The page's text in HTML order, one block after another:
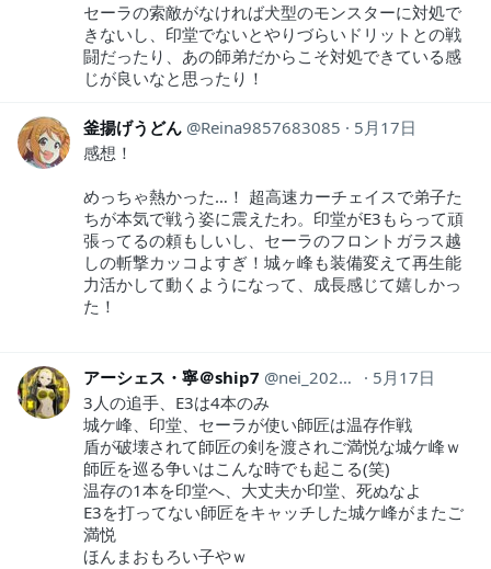
セーラの索敵がなければ犬型のモンスターに対処で
きないし、印堂でないとやりづらいドリットとの戦
闘だったり、あの師弟だからこそ対処できている感
じが良いなと思ったり！
釜揚げうどん Reina9857683085
5月17日
感想！
めっちゃ熱かった…！ 超高速カーチェイスで弟子た
ちが本気で戦う姿に震えたわ。印堂がE3もらって頑
張ってるの頼もしいし、セーラのフロントガラス越
しの斬撃カッコよすぎ！城ヶ峰も装備変えて再生能
力活かして動くようになって、成長感じて嬉しかっ
た！
アーシェス・寧＠ship7 nei_2020Ramuh
5月17日
3人の追手、E3は4本のみ
城ケ峰、印堂、セーラが使い師匠は温存作戦
盾が破壊されて師匠の剣を渡されご満悦な城ケ峰ｗ
師匠を巡る争いはこんな時でも起こる(笑)
温存の1本を印堂へ、大丈夫か印堂、死ぬなよ
E3を打ってない師匠をキャッチした城ケ峰がまたご
満悦
ほんまおもろい子やｗ